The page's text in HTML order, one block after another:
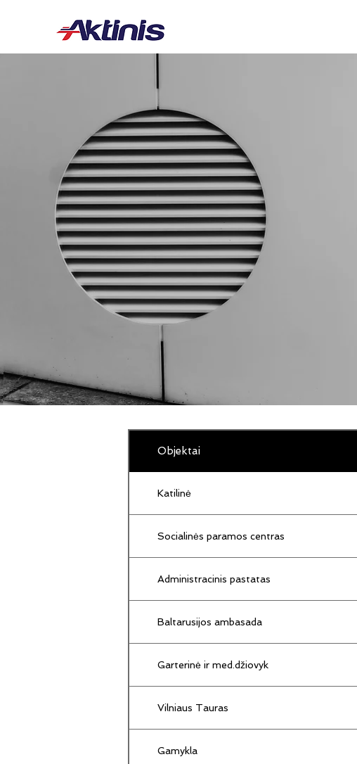
Objektai
Katilinė
Socialinės paramos centras
Administracinis pastatas
Baltarusijos ambasada
Garterinė ir med.džiovyk
Vilniaus Tauras
Gamykla